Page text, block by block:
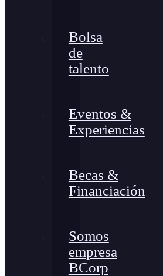
Bolsa
de
talento
Eventos &
Experiencias
Becas &
Financiación
Somos
empresa
BCorp